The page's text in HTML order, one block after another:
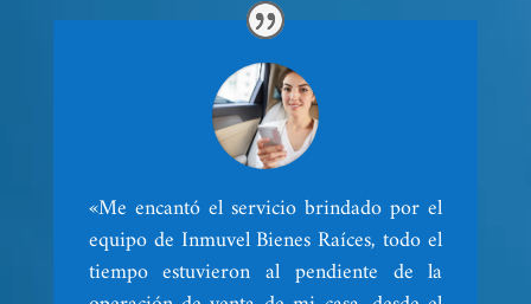
«Me encantó el servicio brindado por el
equipo de Inmuvel Bienes Raíces, todo el
tiempo estuvieron al pendiente de la